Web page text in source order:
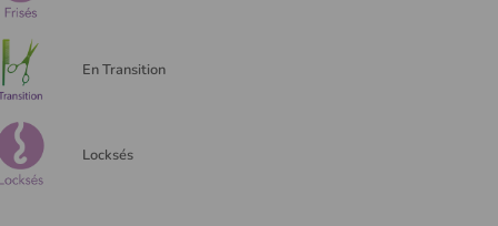
En Transition
Locksés